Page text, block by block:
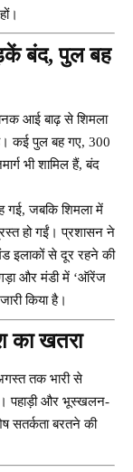
बंद, पुल बह
आई बाढ़ से शिमला
है। कई पुल बह गए, 300
भी शामिल हैं, बंद
गई, जबकि शिमला में
हो गईं। प्रशासन ने
इलाकों से दूर रहने की
और मंडी में ‘ऑरेंज
किया है।
का खतरा
तक भारी से
है। पहाड़ी और भूस्खलन-
सतर्कता बरतने की